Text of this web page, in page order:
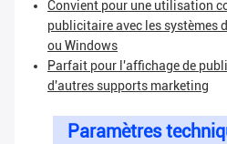
Convient pour une utilisation
publicitaire avec les systèmes
ou Windows
Parfait pour l'affichage de
d'autres supports marketing
Paramètres